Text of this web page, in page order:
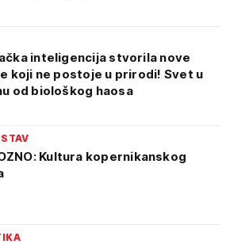
inteligencija stvorila nove
koji ne postoje u prirodi! Svet u
od biološkog haosa
Kultura kopernikanskog